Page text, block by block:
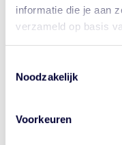
informatie die je aan
verzameld op basis
Noodzakelijk
Voorkeuren
Voor zijn
NBB Bondsspeld.
hem zeer dankbaar
sterkte met dit verlies.
november om 13.00